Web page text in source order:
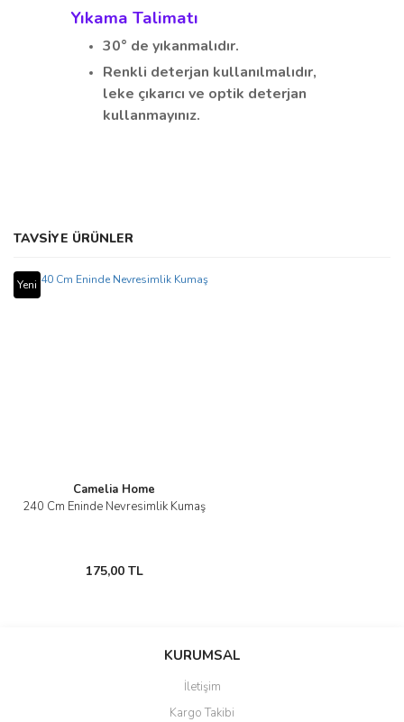
Yıkama Talimatı
30° de yıkanmalıdır.
Renkli deterjan kullanılmalıdır,
leke çıkarıcı ve optik deterjan
kullanmayınız.
Bu ürünün fiyat bilgisi, resim, ürün açıklamalarında ve diğer
konularda yetersiz gördüğünüz noktaları öneri formunu kullanarak
Görüş ve önerileriniz için teşekkür ederiz.
TAVSİYE ÜRÜNLER
Yeni
Camelia Home
240 Cm Eninde Nevresimlik Kumaş
175,00 TL
KURUMSAL
İletişim
Kargo Takibi